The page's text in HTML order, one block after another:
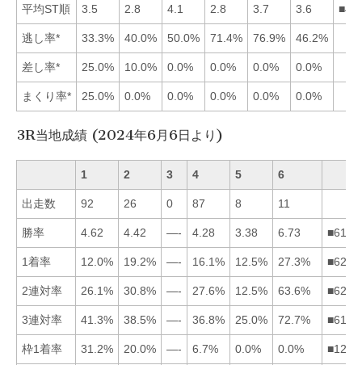
平均ST順 3.5 2.8 4.1 2.8 3.7 3.6
逃し率* 33.3% 40.0% 50.0% 71.4% 76.9% 46.2%
差し率* 25.0% 10.0% 0.0% 0.0% 0.0% 0.0%
まくり率* 25.0% 0.0% 0.0% 0.0% 0.0% 0.0%
3R当地成績 (2024年6月6日より)
1 2 3 4 5 6
出走数 92 26 0 87 8 11
勝率 4.62 4.42 —- 4.28 3.38 6.73
1着率 12.0% 19.2% —- 16.1% 12.5% 27.3%
2連対率 26.1% 30.8% —- 27.6% 12.5% 63.6%
3連対率 41.3% 38.5% —- 36.8% 25.0% 72.7%
枠1着率 31.2% 20.0% —- 6.7% 0.0% 0.0%